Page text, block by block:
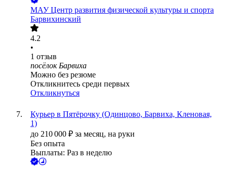
МАУ Центр развития физической культуры и спорта
Барвихинский
4.2
•
1 отзыв
посёлок Барвиха
Можно без резюме
Откликнитесь среди первых
Откликнуться
Курьер в Пятёрочку (Одинцово, Барвиха, Кленовая,
1)
до 210 000 ₽ за месяц, на руки
Без опыта
Выплаты: Раз в неделю